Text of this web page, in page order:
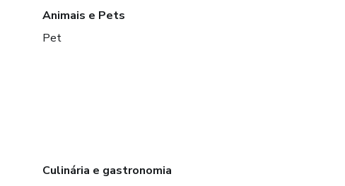
Animais e Pets
Pet
Culinária e gastronomia